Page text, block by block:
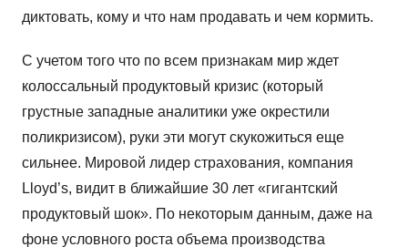
диктовать, кому и что нам продавать и чем кормить.
С учетом того что по всем признакам мир ждет
колоссальный продуктовый кризис (который
грустные западные аналитики уже окрестили
поликризисом), руки эти могут скукожиться еще
сильнее. Мировой лидер страхования, компания
Lloyd’s, видит в ближайшие 30 лет «гигантский
продуктовый шок». По некоторым данным, даже на
фоне условного роста объема производства